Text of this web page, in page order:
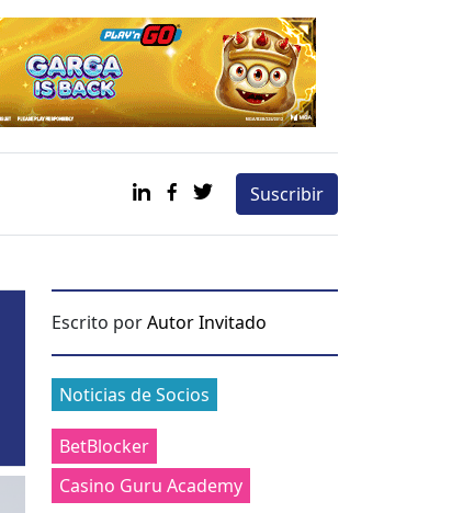
Suscribir
Escrito porAutor Invitado
Categories
Noticias de Socios
BetBlocker
Casino Guru Academy